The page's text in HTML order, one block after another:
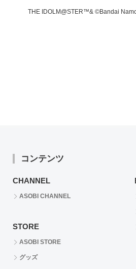
THE IDOLM@STER™& ©Bandai
コンテンツ
CHANNEL
ASOBI CHANNEL
STORE
ASOBI STORE
グッズ